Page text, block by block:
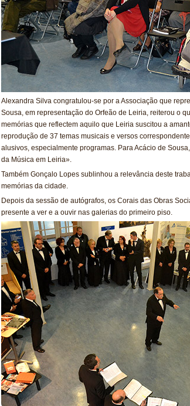
Alexandra Silva congratulou-se por a Associação que
Sousa, em representação do Orfeão de Leiria, reiterou o
memórias que reflectem aquilo que Leiria suscitou a
reprodução de 37 temas musicais e versos
alusivos, especialmente programas. Para Acácio de
da Música em Leiria».
Também Gonçalo Lopes sublinhou a relevância deste
memórias da cidade.
Depois da sessão de autógrafos, os Corais das Obras
presente a ver e a ouvir nas galerias do primeiro piso.